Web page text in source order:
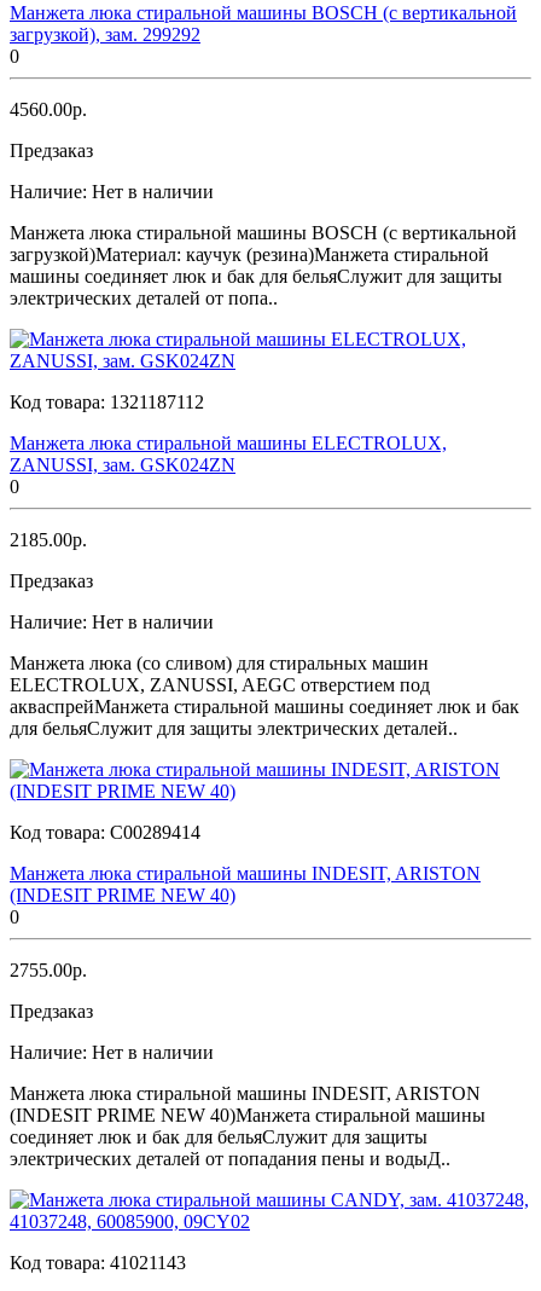
Манжета люка стиральной машины BOSCH (с вертикальной
загрузкой), зам. 299292
0
4560.00р.
Предзаказ
Наличие: Нет в наличии
Манжета люка стиральной машины BOSCH (с вертикальной
загрузкой)Материал: каучук (резина)Манжета стиральной
машины соединяет люк и бак для бельяСлужит для защиты
электрических деталей от попа..
Код товара: 1321187112
Манжета люка стиральной машины ELECTROLUX,
ZANUSSI, зам. GSK024ZN
0
2185.00р.
Предзаказ
Наличие: Нет в наличии
Манжета люка (со сливом) для стиральных машин
ELECTROLUX, ZANUSSI, AEGС отверстием под
акваспрейМанжета стиральной машины соединяет люк и бак
для бельяСлужит для защиты электрических деталей..
Код товара: C00289414
Манжета люка стиральной машины INDESIT, ARISTON
(INDESIT PRIME NEW 40)
0
2755.00р.
Предзаказ
Наличие: Нет в наличии
Манжета люка стиральной машины INDESIT, ARISTON
(INDESIT PRIME NEW 40)Манжета стиральной машины
соединяет люк и бак для бельяСлужит для защиты
электрических деталей от попадания пены и водыД..
Код товара: 41021143